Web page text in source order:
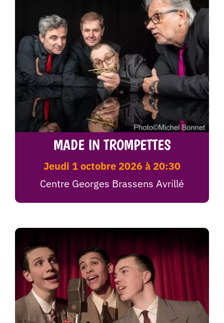
MADE IN TROMPETTES
jeudi 1 octobre 2026 à 20:30
Centre Georges Brassens Avrillé